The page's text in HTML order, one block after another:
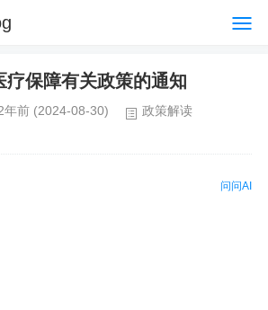
疗保障有关政策的通知
年前 (2024-08-30)
政策解读
问问AI